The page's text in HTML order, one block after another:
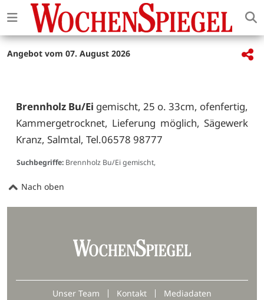
Angebot vom 07. August 2026
Brennholz Bu/Ei gemischt, 25 o. 33cm, ofenfertig,
Kammergetrocknet, Lieferung möglich, Sägewerk
Kranz, Salmtal, Tel.06578 98777
Suchbegriffe: Brennholz Bu/Ei gemischt,
Nach oben
Unser Team Kontakt
Mediadaten